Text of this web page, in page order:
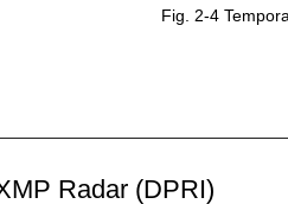
Fig. 2-4
Radar (DPRI)